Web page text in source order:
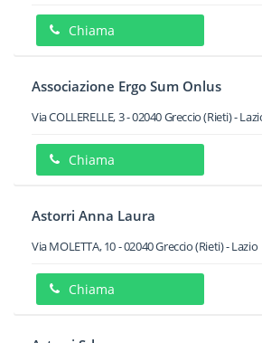
Chiama
Associazione Ergo Sum Onlus
Via COLLERELLE, 3-02040Greccio(Rieti) -
Chiama
Astorri Anna Laura
Via MOLETTA, 10-02040Greccio(Rieti) -Lazio
Chiama